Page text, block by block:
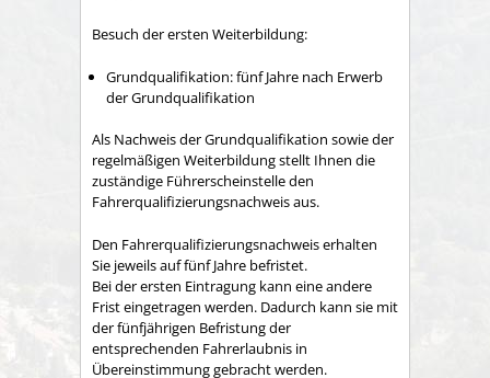
Besuch der ersten Weiterbildung:
Grundqualifikation: fünf Jahre nach Erwerb
der Grundqualifikation
Als Nachweis der Grundqualifikation sowie der
regelmäßigen Weiterbildung stellt Ihnen die
zuständige Führerscheinstelle den
Fahrerqualifizierungsnachweis aus.
Den Fahrerqualifizierungsnachweis erhalten
Sie jeweils auf fünf Jahre befristet.
Bei der ersten Eintragung kann eine andere
Frist eingetragen werden. Dadurch kann sie mit
der fünfjährigen Befristung der
entsprechenden Fahrerlaubnis in
Übereinstimmung gebracht werden.